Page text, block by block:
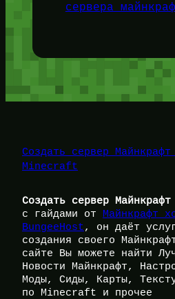
сервера
Создать сервер
Minecraft
Создать сервер Майнкрафт
с гайдами от Майнкрафт
BungeeHost, он даёт
создания своего
сайте Вы можете найти
Новости Майнкрафт,
Моды, Сиды, Карты,
по Minecraft и прочее